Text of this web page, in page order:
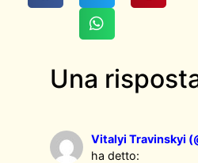
Una
Vitalyi Travinskyi
ha detto: